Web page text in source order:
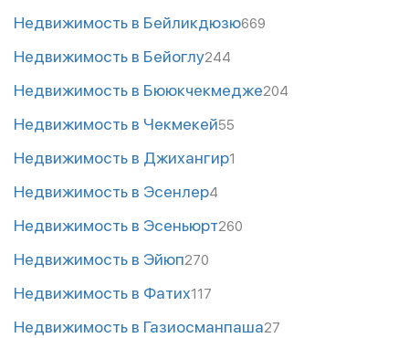
Недвижимость в Бейликдюзю669
Недвижимость в Бейоглу244
Недвижимость в Бююкчекмедже204
Недвижимость в Чекмекей55
Недвижимость в Джихангир1
Недвижимость в Эсенлер4
Недвижимость в Эсеньюрт260
Недвижимость в Эйюп270
Недвижимость в Фатих117
Недвижимость в Газиосманпаша27